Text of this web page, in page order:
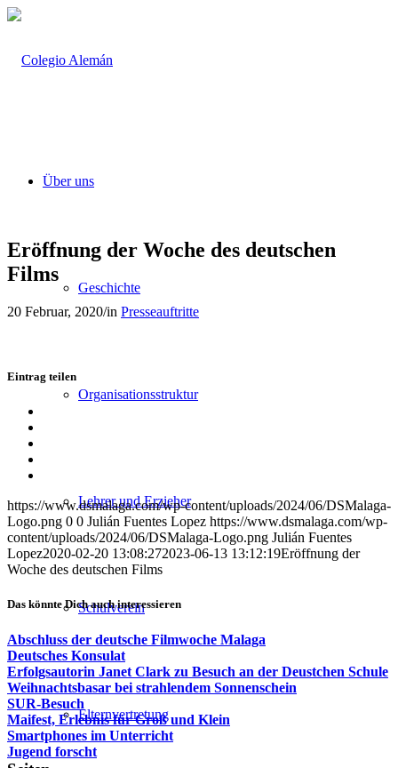
Über uns
Geschichte
Organisationsstruktur
Lehrer und Erzieher
Schulverein
Elternvertretung
Eröffnung der Woche des deutschen
Films
20 Februar, 2020/in Presseauftritte
Eintrag teilen
Mail
teilen
https://www.dsmalaga.com/wp-content/uploads/2024/06/DSMalaga-
Logo.png 0 0 Julián Fuentes Lopez https://www.dsmalaga.com/wp-
content/uploads/2024/06/DSMalaga-Logo.png Julián Fuentes
Lopez2020-02-20 13:08:272023-06-13 13:12:19Eröffnung der
Woche des deutschen Films
Das könnte Dich auch interessieren
Abschluss der deutsche Filmwoche Malaga
Deutsches Konsulat
Erfolgsautorin Janet Clark zu Besuch an der Deustchen Schule
Weihnachtsbasar bei strahlendem Sonnenschein
SUR-Besuch
Maifest, Erlebnis für Groß und Klein
Smartphones im Unterricht
Jugend forscht